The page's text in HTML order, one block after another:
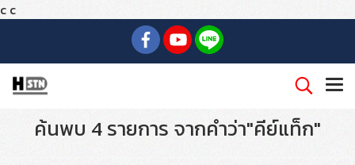
c c
ค้นพบ 4 รายการ จากคำว่า"คีย์แท็ก"